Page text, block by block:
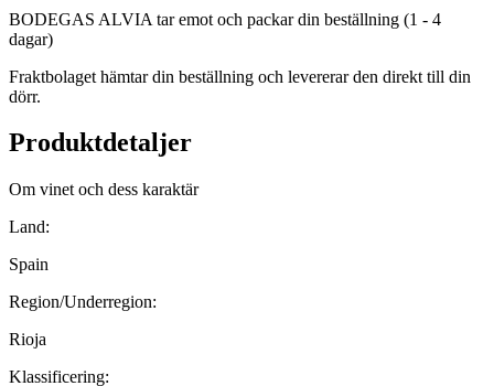
BODEGAS ALVIA tar emot och packar din beställning (1 - 4
dagar)
Fraktbolaget hämtar din beställning och levererar den direkt till din
dörr.
Produktdetaljer
Om vinet och dess karaktär
Land:
Spain
Region/Underregion:
Rioja
Klassificering: